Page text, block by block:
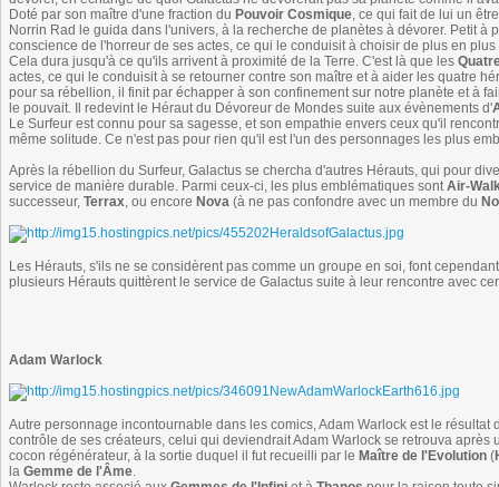
Doté par son maître d'une fraction du Pouvoir Cosmique, ce qui fait de lui un
Norrin Rad le guida dans l'univers, à la recherche de planètes à dévorer. Petit à
conscience de l'horreur de ses actes, ce qui le conduisit à choisir de plus en
Cela dura jusqu'à ce qu'ils arrivent à proximité de la Terre. C'est là que les
actes, ce qui le conduisit à se retourner contre son maître et à aider les quatre
pour sa rébellion, il finit par échapper à son confinement sur notre planète et à
le pouvait. Il redevint le Héraut du Dévoreur de Mondes suite aux évènements d'
Le Surfeur est connu pour sa sagesse, et son empathie envers ceux qu'il
même solitude. Ce n'est pas pour rien qu'il est l'un des personnages les plus
Après la rébellion du Surfeur, Galactus se chercha d'autres Hérauts, qui pour
service de manière durable. Parmi ceux-ci, les plus emblématiques sontAir-
successeur, Terrax, ou encore Nova (à ne pas confondre avec un membre du
Les Hérauts, s'ils ne se considèrent pas comme un groupe en soi, font
plusieurs Hérauts quittèrent le service de Galactus suite à leur rencontre avec
Adam Warlock
Autre personnage incontournable dans les comics, Adam Warlock est le
contrôle de ses créateurs, celui qui deviendrait Adam Warlock se retrouva
cocon régénérateur, à la sortie duquel il fut recueilli par le Maître de l'Evolution (
la Gemme de l'Âme.